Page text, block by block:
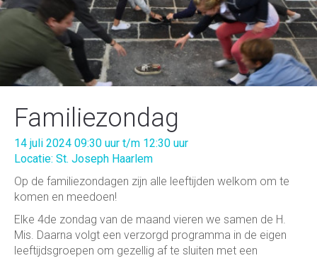
Familiezondag
14 juli 2024 09:30 uur t/m 12:30 uur
Locatie: St. Joseph Haarlem
Op de familiezondagen zijn alle leeftijden welkom om te
komen en meedoen!
Elke 4de zondag van de maand vieren we samen de H.
Mis. Daarna volgt een verzorgd programma in de eigen
leeftijdsgroepen om gezellig af te sluiten met een